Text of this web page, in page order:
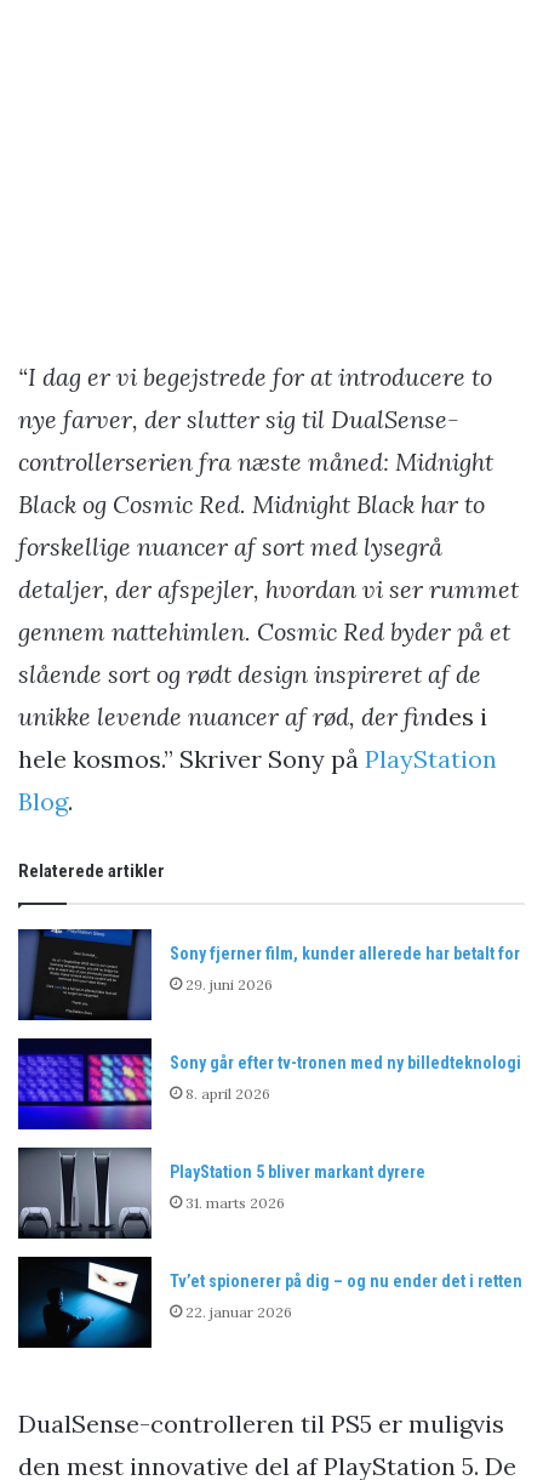
“I dag er vi begejstrede for at introducere to
nye farver, der slutter sig til DualSense-
controllerserien fra næste måned: Midnight
Black og Cosmic Red. Midnight Black har to
forskellige nuancer af sort med lysegrå
detaljer, der afspejler, hvordan vi ser rummet
gennem nattehimlen. Cosmic Red byder på et
slående sort og rødt design inspireret af de
unikke levende nuancer af rød, der findes i
hele kosmos.” Skriver Sony på PlayStation
Blog.
Relaterede artikler
Sony fjerner film, kunder allerede har betalt for
29. juni 2026
Sony går efter tv-tronen med ny billedteknologi
8. april 2026
PlayStation 5 bliver markant dyrere
31. marts 2026
Tv’et spionerer på dig – og nu ender det i retten
22. januar 2026
DualSense-controlleren til PS5 er muligvis
den mest innovative del af PlayStation 5. De